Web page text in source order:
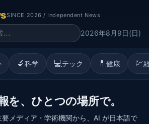
SINCE 2026 / Independent News
2026年8月9日(日)
🔬 科学 💻テック 💊 健康 💹
を、ひとつの場所で。
メディア・学術機関から、AI が日本語で